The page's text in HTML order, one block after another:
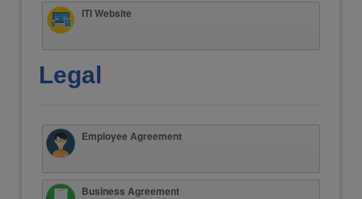
ITI Website
Legal
Employee Agreement
Business Agreement